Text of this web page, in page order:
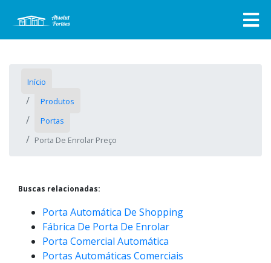
Início
Produtos
Portas
Porta De Enrolar Preço
Buscas relacionadas:
Porta Automática De Shopping
Fábrica De Porta De Enrolar
Porta Comercial Automática
Portas Automáticas Comerciais